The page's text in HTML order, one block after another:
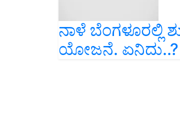
ನಾಳೆ ಬೆಂಗಳೂರಲ್ಲಿ
ಯೋಜನೆ. ಏನಿದು..?